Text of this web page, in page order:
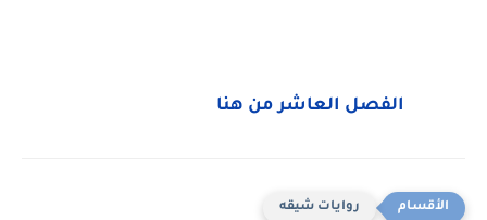
الفصل العاشر من هنا
روايات شيقه